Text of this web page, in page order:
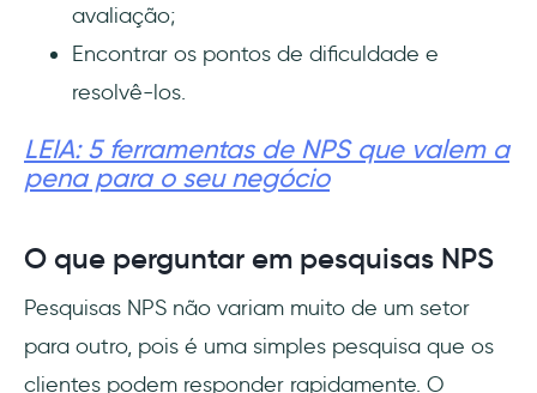
avaliação;
Encontrar os pontos de dificuldade e
resolvê-los.
LEIA: 5 ferramentas de NPS que valem a
pena para o seu negócio
O que perguntar em pesquisas NPS
Pesquisas NPS não variam muito de um setor
para outro, pois é uma simples pesquisa que os
clientes podem responder rapidamente. O